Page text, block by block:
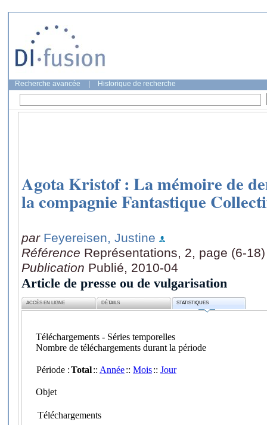
Recherche avancée Historique de recherche
Agota Kristof : La mémoire de
la compagnie Fantastique
par Feyereisen, Justine
Référence Représentations, 2, page (6-18)
Publication Publié, 2010-04
Article de presse ou de vulgarisation
ACCÈS EN LIGNE DÉTAILS STATISTIQUES